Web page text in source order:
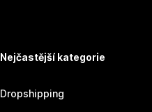
Nejčastější kategorie
Dropshipping